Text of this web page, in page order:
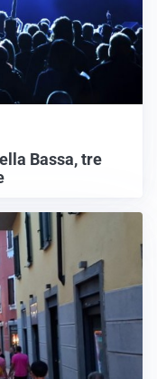
Bassa, tre